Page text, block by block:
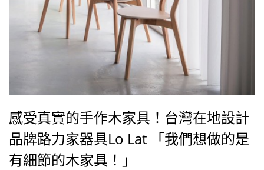
感受真實的手作木家具！台灣在地設計
品牌路力家器具Lo Lat 「我們想做的是
有細節的木家具！」